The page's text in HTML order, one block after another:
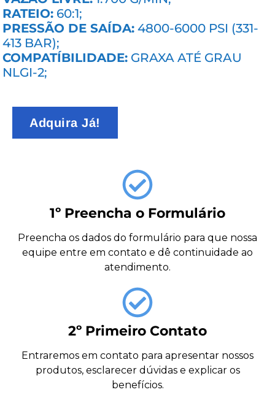
RATEIO: 60:1;
PRESSÃO DE SAÍDA: 4800-6000 PSI (331-
413 BAR);
COMPATÍBILIDADE: GRAXA ATÉ GRAU
NLGI-2;
Adquira Já!
1º Preencha o Formulário
Preencha os dados do formulário para que nossa
equipe entre em contato e dê continuidade ao
atendimento.
2º Primeiro Contato
Entraremos em contato para apresentar nossos
produtos, esclarecer dúvidas e explicar os
benefícios.